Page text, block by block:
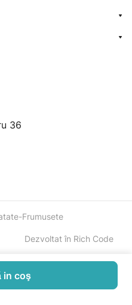
36
Frumusete
Dezvoltat în Rich Code
in coş